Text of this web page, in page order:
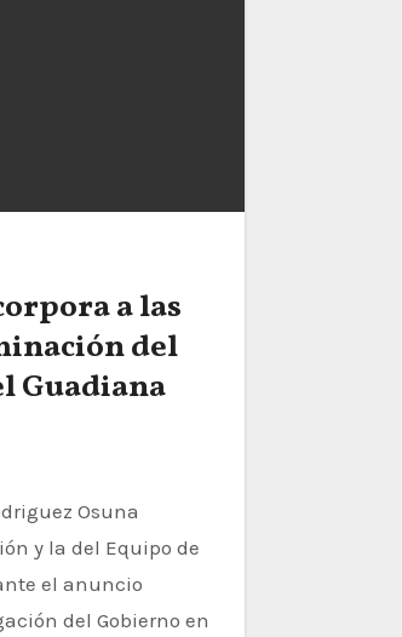
a las
del
Guadiana
y la del Equipo de
el anuncio
del Gobierno en